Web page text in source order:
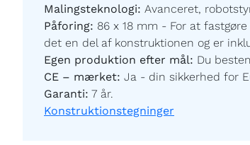
Malingsteknologi: Avanceret,
Påforing: 86 x 18 mm - For at
det en del af konstruktionen og er
Egen produktion efter mål: Du
CE – mærket: Ja - din sikkerhed for
Garanti: 7 år.
Konstruktionstegninger